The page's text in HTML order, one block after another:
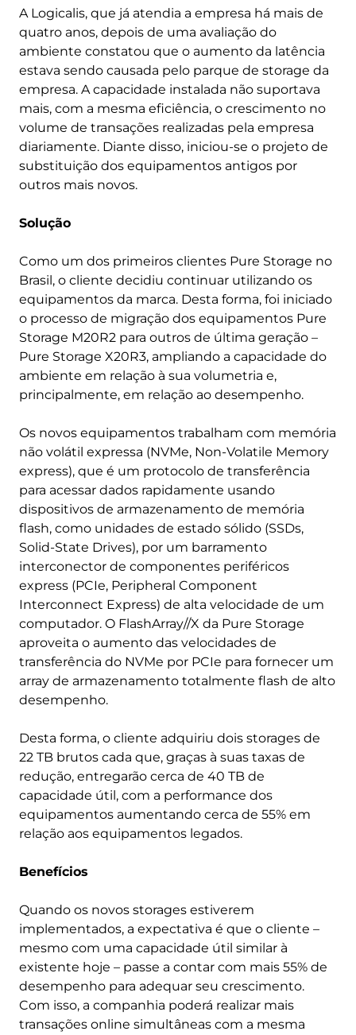
A Logicalis, que já atendia a empresa há mais de
quatro anos, depois de uma avaliação do
ambiente constatou que o aumento da latência
estava sendo causada pelo parque de storage da
empresa. A capacidade instalada não suportava
mais, com a mesma eficiência, o crescimento no
volume de transações realizadas pela empresa
diariamente. Diante disso, iniciou-se o projeto de
substituição dos equipamentos antigos por
outros mais novos.
Solução
Como um dos primeiros clientes Pure Storage no
Brasil, o cliente decidiu continuar utilizando os
equipamentos da marca. Desta forma, foi iniciado
o processo de migração dos equipamentos Pure
Storage M20R2 para outros de última geração –
Pure Storage X20R3, ampliando a capacidade do
ambiente em relação à sua volumetria e,
principalmente, em relação ao desempenho.
Os novos equipamentos trabalham com memória
não volátil expressa (NVMe, Non-Volatile Memory
express), que é um protocolo de transferência
para acessar dados rapidamente usando
dispositivos de armazenamento de memória
flash, como unidades de estado sólido (SSDs,
Solid-State Drives), por um barramento
interconector de componentes periféricos
express (PCIe, Peripheral Component
Interconnect Express) de alta velocidade de um
computador. O FlashArray//X da Pure Storage
aproveita o aumento das velocidades de
transferência do NVMe por PCIe para fornecer um
array de armazenamento totalmente flash de alto
desempenho.
Desta forma, o cliente adquiriu dois storages de
22 TB brutos cada que, graças à suas taxas de
redução, entregarão cerca de 40 TB de
capacidade útil, com a performance dos
equipamentos aumentando cerca de 55% em
relação aos equipamentos legados.
Benefícios
Quando os novos storages estiverem
implementados, a expectativa é que o cliente –
mesmo com uma capacidade útil similar à
existente hoje – passe a contar com mais 55% de
desempenho para adequar seu crescimento.
Com isso, a companhia poderá realizar mais
transações online simultâneas com a mesma